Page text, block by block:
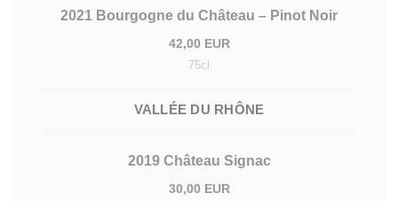
2021 Bourgogne du Château – Pinot Noir
42,00 EUR
75cl
VALLÉE DU RHÔNE
2019 Château Signac
30,00 EUR